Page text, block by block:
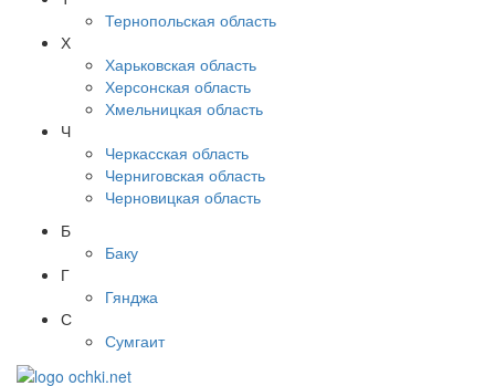
Тернопольская область
Х
Харьковская область
Херсонская область
Хмельницкая область
Ч
Черкасская область
Черниговская область
Черновицкая область
Б
Баку
Г
Гянджа
С
Сумгаит